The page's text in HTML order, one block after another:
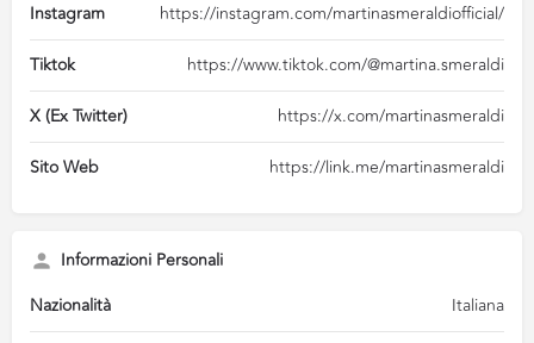
Instagram https://instagram.com/martinasmeraldiofficial/
Tiktok https://www.tiktok.com/@martina.smeraldi
X (Ex Twitter) https://x.com/martinasmeraldi
Sito Web https://link.me/martinasmeraldi
Informazioni Personali
Nazionalità
Italiana